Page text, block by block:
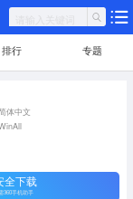
排行 专题
体中文
全下载
360手机助手